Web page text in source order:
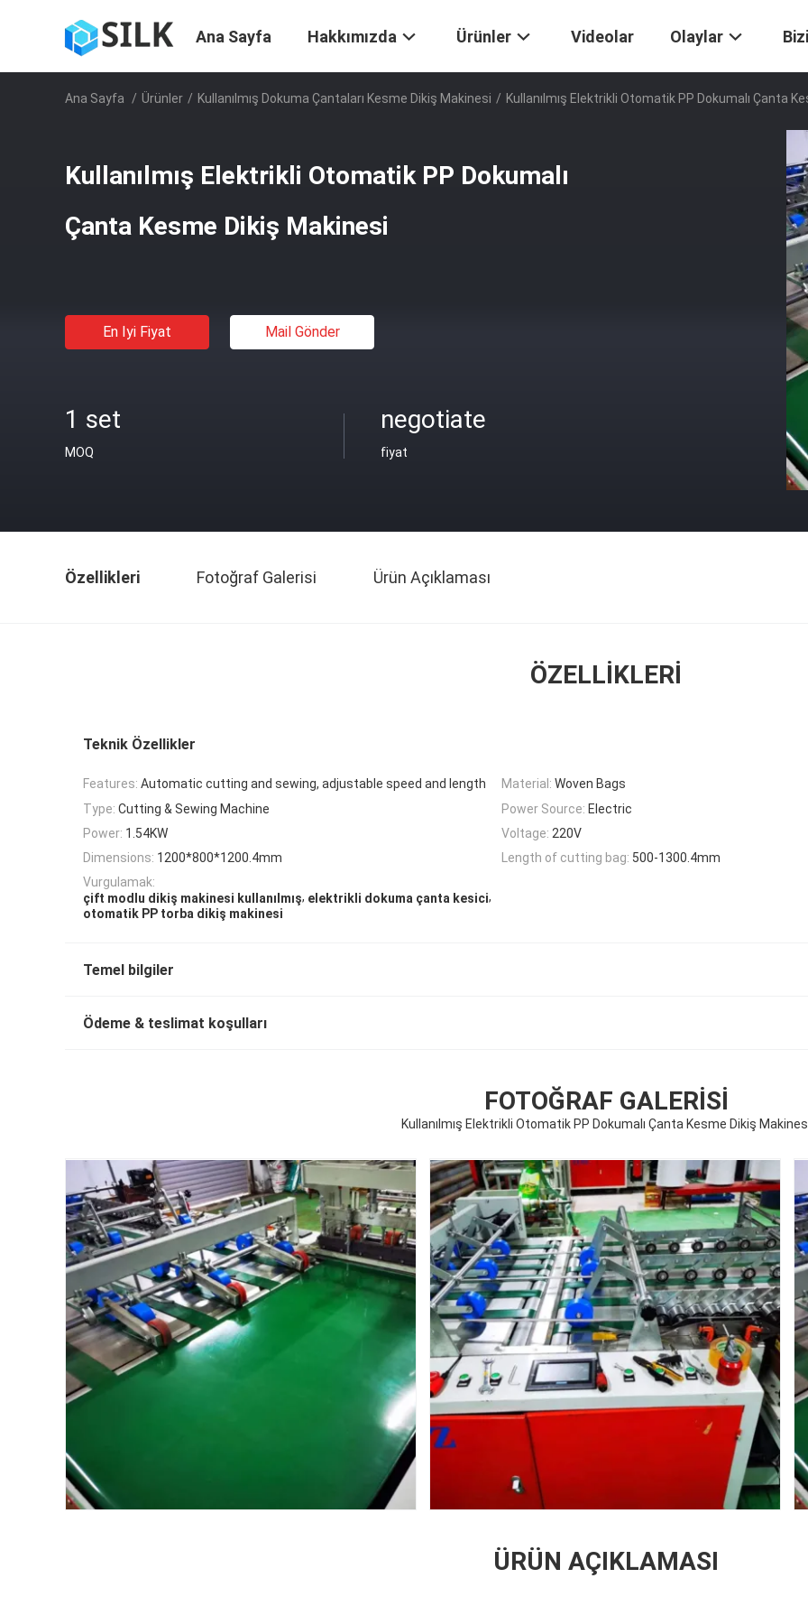
Ana Sayfa Hakkımızda Ürünler Videolar Olaylar
Ana Sayfa / Ürünler / Kullanılmış Dokuma Çantaları Kesme Dikiş Makinesi / Kullanılmış Elektrikli Otomatik PP Dokumalı Çanta
Kullanılmış Elektrikli Otomatik PP Dokumalı
Çanta Kesme Dikiş Makinesi
En Iyi Fiyat Mail Gönder
1 set
MOQ
negotiate
fiyat
Özellikleri Fotoğraf Galerisi Ürün Açıklaması
ÖZELLIKLERI
Teknik Özellikler
Features: Automatic cutting and sewing, adjustable speed and length Material: Woven Bags
Type: Cutting & Sewing Machine Power Source: Electric
Power: 1.54KW Voltage: 220V
Dimensions: 1200*800*1200.4mm Length of cutting bag: 500-1300.4mm
Vurgulamak:
çift modlu dikiş makinesi kullanılmış, elektrikli dokuma çanta kesici,
otomatik PP torba dikiş makinesi
Temel bilgiler
Ödeme & teslimat koşulları
FOTOĞRAF GALERISI
Kullanılmış Elektrikli Otomatik PP Dokumalı Çanta Kesme Dikiş
ÜRÜN AÇIKLAMASI